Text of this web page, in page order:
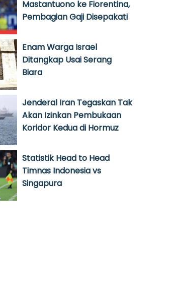
Mastantuono ke Fiorentina,
Pembagian Gaji Disepakati
Enam Warga Israel
Ditangkap Usai Serang
Biara
Jenderal Iran Tegaskan Tak
Akan Izinkan Pembukaan
Koridor Kedua di Hormuz
Statistik Head to Head
Timnas Indonesia vs
Singapura